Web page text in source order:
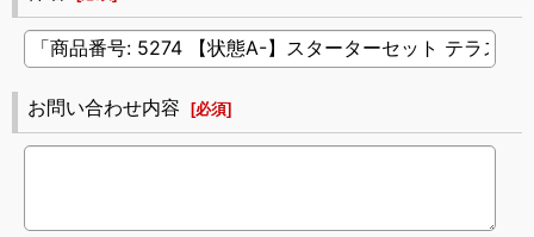
お問い合わせ内容 [必須]